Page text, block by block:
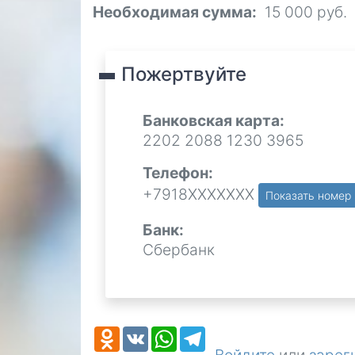
Необходимая сумма 15 000 руб.
Пожертвуйте
Банковская карта:
2202 2088 1230 3965
Телефон:
+7918ХХХХХХХ
Показать номер
Банк:
Сбербанк
Odnoklassniki
VK WhatsApp